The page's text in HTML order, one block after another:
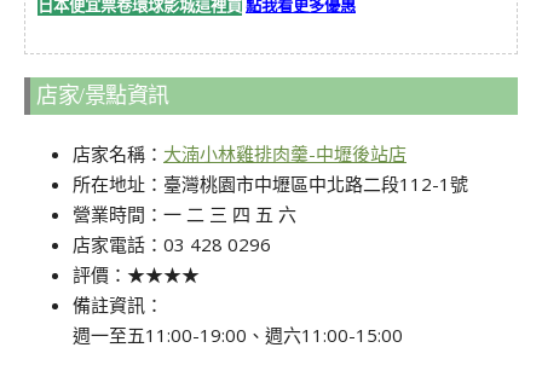
日本便宜票卷環球影城這裡買點我看更多優惠
店家/景點資訊
店家名稱： 大湳小林雞排肉羹-中壢後站店
所在地址：臺灣桃園市中壢區中北路二段112-1號
營業時間：一 二 三 四 五 六
店家電話：03 428 0296
評價：★★★★
備註資訊：
週一至五11:00-19:00、週六11:00-15:00